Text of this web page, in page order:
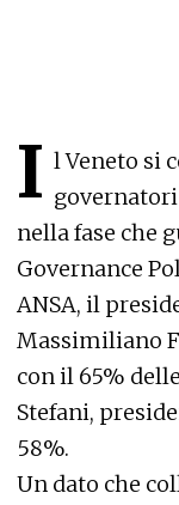
I l Veneto si
nella fase che
Governance
ANSA, il
Massimiliano
con il 65%
Stefani,
58%.
Un dato che